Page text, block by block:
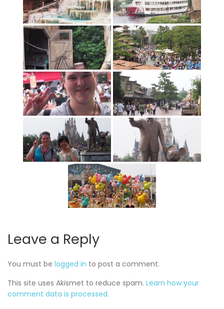
Leave a Reply
You must be logged in to post a comment.
This site uses Akismet to reduce spam. Learn how your
comment data is processed.